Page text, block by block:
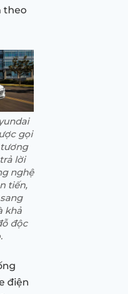
theo
gọi
lời
nghệ
tiến,
khả
độc
điện